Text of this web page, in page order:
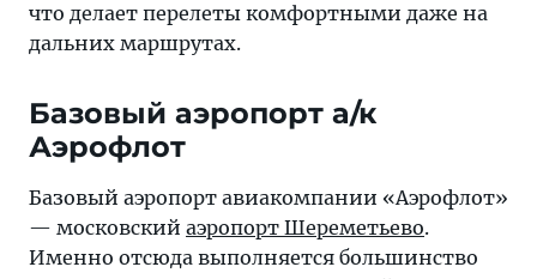
что делает перелеты комфортными даже на
дальних маршрутах.
Базовый аэропорт а/к
Аэрофлот
Базовый аэропорт авиакомпании «Аэрофлот»
— московский аэропорт Шереметьево.
Именно отсюда выполняется большинство